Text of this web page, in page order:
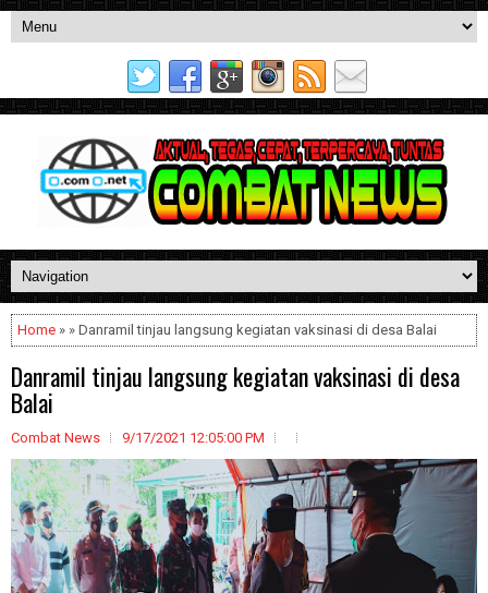
Home » » Danramil tinjau langsung kegiatan vaksinasi di desa Balai
Danramil tinjau langsung kegiatan vaksinasi di desa
Balai
Combat News 9/17/2021 12:05:00 PM